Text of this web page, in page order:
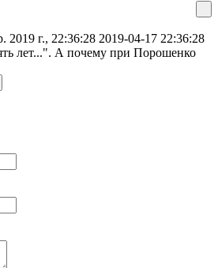
2019 г., 22:36:28 2019-04-17 22:36:28
лет...". А почему при Порошенко